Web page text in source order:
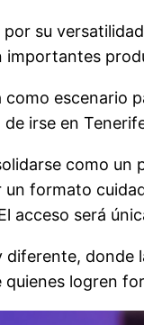
su
irse en
como
formato
acceso será
logren